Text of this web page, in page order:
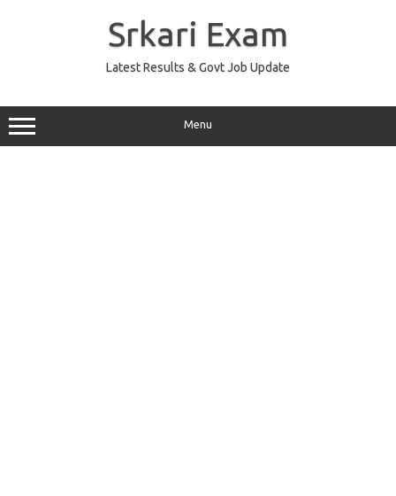
Srkari Exam
Latest Results & Govt Job Update
Menu